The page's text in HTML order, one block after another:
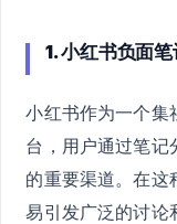
1. 小红书负面
小红书作为一个集
台，用户通过笔记
的重要渠道。在这
易引发广泛的讨论